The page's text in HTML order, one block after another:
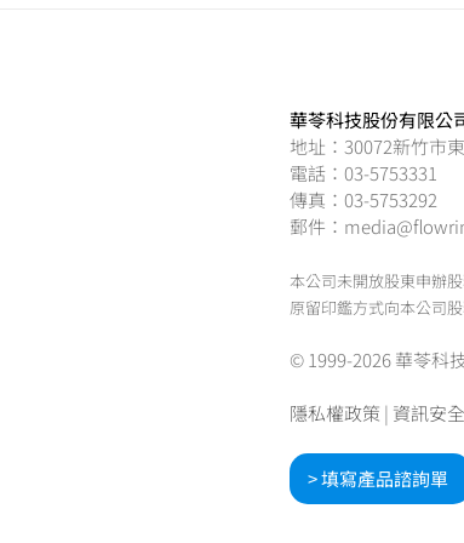
華苓科技股份有限公
地址：30072新竹市
電話：03-5753331
傳真：03-5753292
郵件：
本公司未開放股東申辦
原留印鑑方式向本公司
© 1999-2026 華苓科
隱私權政策 | 資訊安
> 填寫產品諮詢單